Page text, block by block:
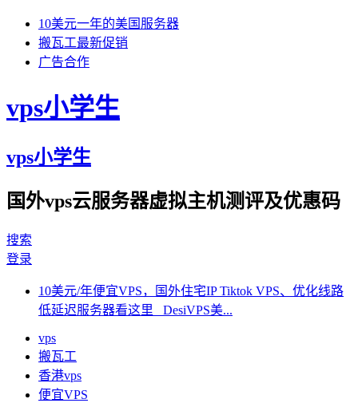
10美元一年的美国服务器
搬瓦工最新促销
广告合作
vps小学生
vps小学生
国外vps云服务器虚拟主机测评及优惠码
搜索
登录
10美元/年便宜VPS，国外住宅IP Tiktok VPS、优化线路
低延迟服务器看这里 DesiVPS美...
vps
搬瓦工
香港vps
便宜VPS